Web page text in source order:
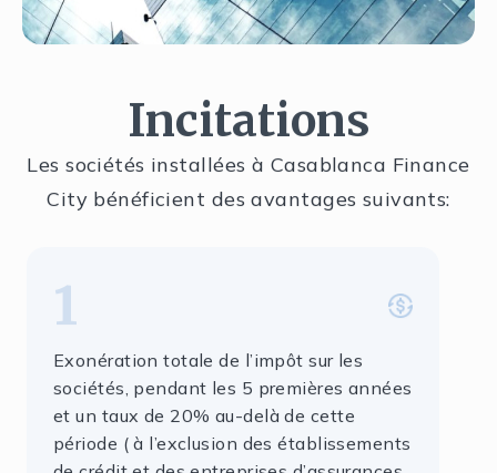
Incitations
Les sociétés installées à Casablanca Finance
City bénéficient des avantages suivants:
1
Exonération totale de l’impôt sur les
sociétés, pendant les 5 premières années
et un taux de 20% au-delà de cette
période ( à l’exclusion des établissements